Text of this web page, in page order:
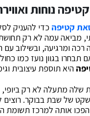
נוחות
קטיפה כדי להעניק
מביאה עמה לא רק
רכה ומרגיעה, ובשילוב
אם תבחרו בגוון נועז כמו
היא תוספת עיצובית
שלה מתעלה לא רק
של שבת בבוקר. רוצים
אותה למרכז תשומת